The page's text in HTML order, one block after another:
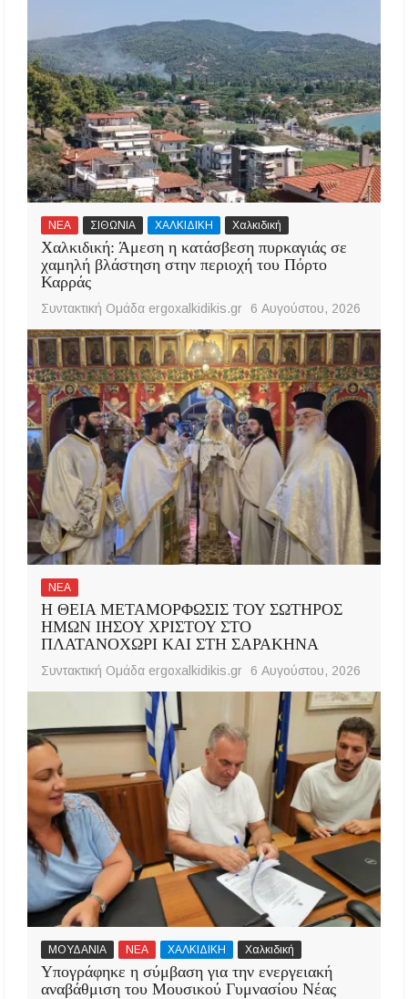
ΝΕΑ ΣΙΘΩΝΙΑ ΧΑΛΚΙΔΙΚΗ Χαλκιδική
Χαλκιδική: Άμεση η κατάσβεση πυρκαγιάς σε
χαμηλή βλάστηση στην περιοχή του Πόρτο
Καρράς
Συντακτική Ομάδα ergoxalkidikis.gr 6 Αυγούστου, 2026
ΝΕΑ
Η ΘΕΙΑ ΜΕΤΑΜΟΡΦΩΣΙΣ ΤΟΥ ΣΩΤΗΡΟΣ
ΗΜΩΝ ΙΗΣΟΥ ΧΡΙΣΤΟΥ ΣΤΟ
ΠΛΑΤΑΝΟΧΩΡΙ ΚΑΙ ΣΤΗ ΣΑΡΑΚΗΝΑ
Συντακτική Ομάδα ergoxalkidikis.gr 6 Αυγούστου, 2026
ΜΟΥΔΑΝΙΑ ΝΕΑ ΧΑΛΚΙΔΙΚΗ Χαλκιδική
Υπογράφηκε η σύμβαση για την ενεργειακή
αναβάθμιση του Μουσικού Γυμνασίου Νέας